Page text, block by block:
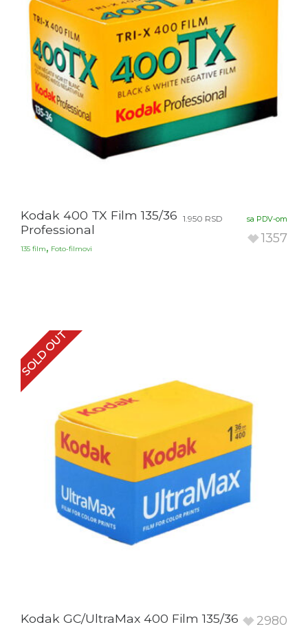
Kodak 400 TX Film 135/36
Professional
135 film, Foto-filmovi
1.950 RSD sa PDV-om
1357
SOLD OUT
Kodak GC/UltraMax 400 Film 135/36
2980